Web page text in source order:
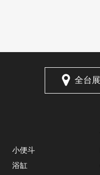
全台
小便斗
浴缸